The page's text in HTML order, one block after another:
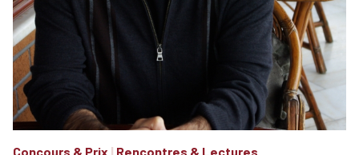
Concours & Prix | Rencontres & Lectures